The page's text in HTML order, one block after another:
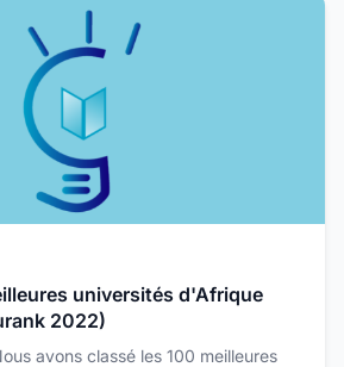
universités d'Afrique
2022)
avons classé les 100 meilleures